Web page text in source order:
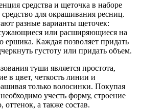
средства и щеточка в наборе
для окрашивания ресниц.
разные варианты щеточек:
или расширяющиеся на
ершика. Каждая позволяет придать
густоту или придать объем.
туши является простота,
в цвет, четкость линии и
только волосинки. Покупая
учесть форму, строение
а также состав.